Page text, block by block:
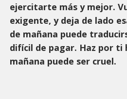
ejercitarte más y mejor.
exigente, y deja de lado
de mañana puede
difícil de pagar. Haz por ti
mañana puede ser cruel.